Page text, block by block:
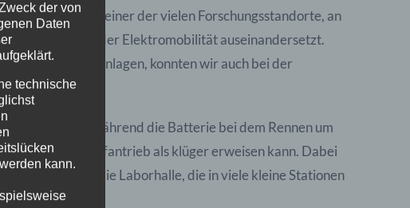
Das ist nur einer der vielen Forschungsstandorte, an
Themenfeldern der Elektromobilität auseinandersetzt.
Produktionsanlagen, konnten wir auch bei der
bekommen. Während die Batterie bei dem Rennen um
ein Wasserstoffantrieb als klüger erweisen kann. Dabei
ging es in die Laborhalle, die in viele kleine Stationen
der von
Daten
technische
kann.